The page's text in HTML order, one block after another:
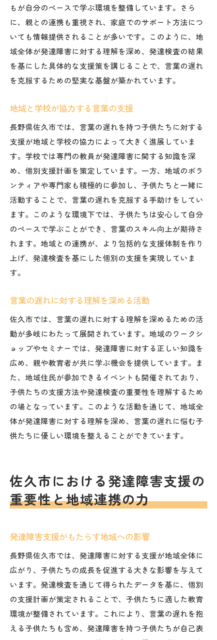
もが自分のペースで学ぶ環境を整備しています。さら
に、親との連携も重視され、家庭でのサポート方法につ
いても情報提供されることが多いです。このように、地
域全体が発達障害に対する理解を深め、発達検査の結果
を基にした具体的な支援策を講じることで、言葉の遅れ
を克服するための堅実な基盤が築かれています。
地域と学校が協力する言葉の支援
長野県佐久市では、言葉の遅れを持つ子供たちに対する
支援が地域と学校の協力によって大きく進展していま
す。学校では専門の教員が発達障害に関する知識を深
め、個別支援計画を策定しています。一方、地域のボラ
ンティアや専門家も積極的に参加し、子供たちと一緒に
活動することで、言葉の遅れを克服する手助けをしてい
ます。このような環境下では、子供たちは安心して自分
のペースで学ぶことができ、言葉のスキル向上が期待さ
れます。地域との連携が、より包括的な支援体制を作り
上げ、発達検査を基にした個別の支援を実現していま
す。
言葉の遅れに対する理解を深める活動
佐久市では、言葉の遅れに対する理解を深めるための活
動が多岐にわたって展開されています。地域のワークシ
ョップやセミナーでは、発達障害に対する正しい知識を
広め、親や教育者が共に学ぶ機会を提供しています。ま
た、地域住民が参加できるイベントも開催されており、
子供たちの支援方法や発達検査の重要性を理解するため
の場となっています。このような活動を通じて、地域全
体が発達障害に対する理解を深め、言葉の遅れに悩む子
供たちに優しい環境を整えることができています。
佐久市における発達障害支援の
重要性と地域連携の力
発達障害支援がもたらす地域への影響
長野県佐久市では、発達障害に対する支援が地域全体に
広がり、子供たちの成長を促進する大きな影響を与えて
います。発達検査を通じて得られたデータを基に、個別
の支援計画が策定されることで、子供たちに適した教育
環境が整備されています。これにより、言葉の遅れを抱
える子供たちも含め、発達障害を持つ子供たちが自己表